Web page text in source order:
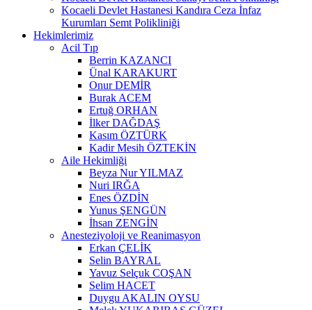
Kocaeli Devlet Hastanesi Kandıra Ceza İnfaz
Kurumları Semt Polikliniği
Hekimlerimiz
Acil Tıp
Berrin KAZANCI
Ünal KARAKURT
Onur DEMİR
Burak ACEM
Ertuğ ORHAN
İlker DAĞDAŞ
Kasım ÖZTÜRK
Kadir Mesih ÖZTEKİN
Aile Hekimliği
Beyza Nur YILMAZ
Nuri IRĞA
Enes ÖZDİN
Yunus ŞENGÜN
İhsan ZENGİN
Anesteziyoloji ve Reanimasyon
Erkan ÇELİK
Selin BAYRAL
Yavuz Selçuk COŞAN
Selim HACET
Duygu AKALIN OYSU